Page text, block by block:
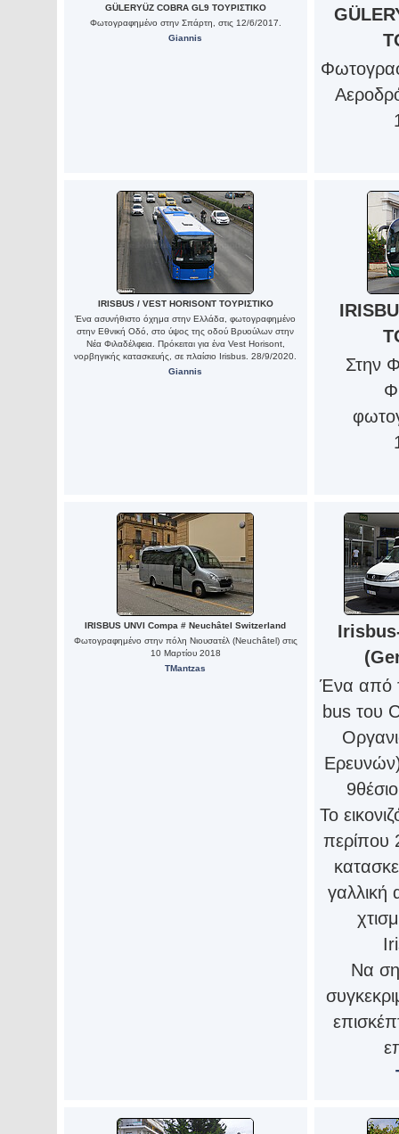
GÜLERYÜZ COBRA GL9 ΤΟΥΡΙΣΤΙΚΟ
Φωτογραφημένο στην Σπάρτη, στις 12/6/2017.
Giannis
IRISBUS / VEST HORISONT ΤΟΥΡΙΣΤΙΚΟ
Ένα ασυνήθιστο όχημα στην Ελλάδα, φωτογραφημένο
στην Εθνική Οδό, στο ύψος της οδού Βρυούλων στην
Νέα Φιλαδέλφεια. Πρόκειται για ένα Vest Horisont,
νορβηγικής κατασκευής, σε πλαίσιο Irisbus. 28/9/2020.
Giannis
Στην
IRISBUS UNVI Compa # Neuchâtel Switzerland
Φωτογραφημένο στην πόλη Νιουσατέλ (Neuchâtel) στις
10 Μαρτίου 2018
TMantzas
Ένα από
bus του
Το
περίπου
γαλλική
Να